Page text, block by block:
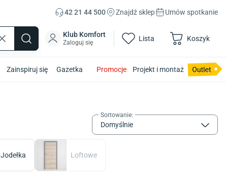
42 21 44 500 Znajdź sklep Umów spotkanie
Klub Komfort
Zaloguj się Lista Koszyk
Zainspiruj się Gazetka Promocje Projekt i montaż
Sortowanie:
Domyślnie
Jodełka Loftowe